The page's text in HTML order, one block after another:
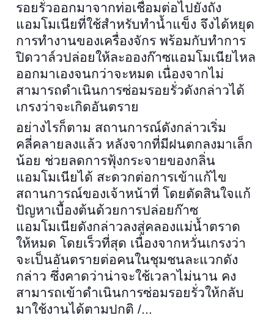
รอยรั่วออกมาจากท่อเชื่อมต่อไปยังถัง
แอมโมเนียที่ใช้สำหรับทำน้ำแข็ง จึงได้หยุด
การทำงานของเครื่องจักร พร้อมกับทำการ
ปิดวาล์วปล่อยให้ละอองก๊าซแอมโมเนียไหล
ออกมาเองจนกว่าจะหมด เนื่องจากไม่
สามารถดำเนินการซ่อมรอยรั่วดังกล่าวได้
เกรงว่าจะเกิดอันตราย
อย่างไรก็ตาม สถานการณ์ดังกล่าวเริ่ม
คลี่คลายลงแล้ว หลังจากที่มีฝนตกลงมาเล็ก
น้อย ช่วยลดการฟุ้งกระจายของกลิ่น
แอมโมเนียได้ สะดวกต่อการเข้าแก้ไข
สถานการณ์ของเจ้าหน้าที่ โดยตัดสินใจแก้
ปัญหาเบื้องต้นด้วยการปล่อยก๊าซ
แอมโมเนียดังกล่าวลงสู่คลองแม่น้ำตราด
ให้หมด โดยเร็วที่สุด เนื่องจากหวั่นเกรงว่า
จะเป็นอันตรายต่อคนในชุมชนละแวกดัง
กล่าว ซึ่งคาดว่าน่าจะใช้เวลาไม่นาน คง
สามารถเข้าดำเนินการซ่อมรอยรั่วให้กลับ
มาใช้งานได้ตามปกติ /...